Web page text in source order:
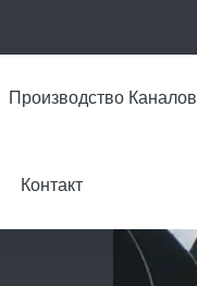
Производство Каналов
Контакт